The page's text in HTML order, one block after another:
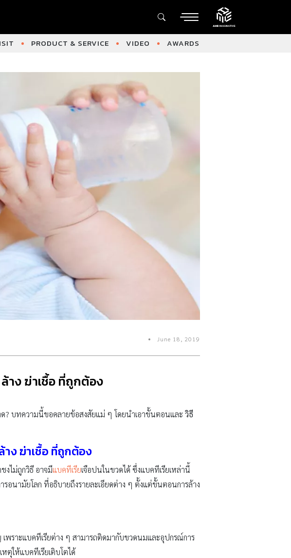
PRODUCT & SERVICE VIDEO AWARDS
June 18, 2019
าง ฆ่าเชื้อ ที่ถูกต้อง
? บทความนี้ขอคลายข้อสงสัยแม่ ๆ โดยนำเอาขั้นตอนและ วิธี
าง ฆ่าเชื้อ ที่ถูกต้อง
งไม่ถูกวิธี อาจมีแบคทีเรียเจือปนในขวดได้ ซึ่งแบคทีเรียเหล่านี้
อนามัยโลก ที่อธิบายถึงรายละเอียดต่าง ๆ ตั้งแต่ขั้นตอนการล้าง
พราะแบคทีเรียต่าง ๆ สามารถติดมากับขวดนมและอุปกรณ์การ
ตุให้แบคทีเรียเติบโตได้